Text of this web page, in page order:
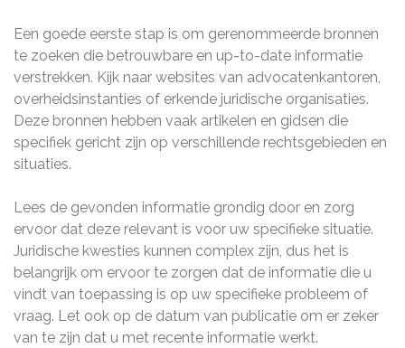
Een goede eerste stap is om gerenommeerde bronnen
te zoeken die betrouwbare en up-to-date informatie
verstrekken. Kijk naar websites van advocatenkantoren,
overheidsinstanties of erkende juridische organisaties.
Deze bronnen hebben vaak artikelen en gidsen die
specifiek gericht zijn op verschillende rechtsgebieden en
situaties.
Lees de gevonden informatie grondig door en zorg
ervoor dat deze relevant is voor uw specifieke situatie.
Juridische kwesties kunnen complex zijn, dus het is
belangrijk om ervoor te zorgen dat de informatie die u
vindt van toepassing is op uw specifieke probleem of
vraag. Let ook op de datum van publicatie om er zeker
van te zijn dat u met recente informatie werkt.